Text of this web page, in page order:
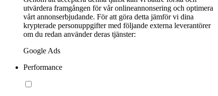
utvärdera framgången för vår onlineannonsering och optimera
vårt annonserbjudande. För att göra detta jämför vi dina
krypterade personuppgifter med följande externa leverantörer
om du redan använder deras tjänster:
Google Ads
Performance